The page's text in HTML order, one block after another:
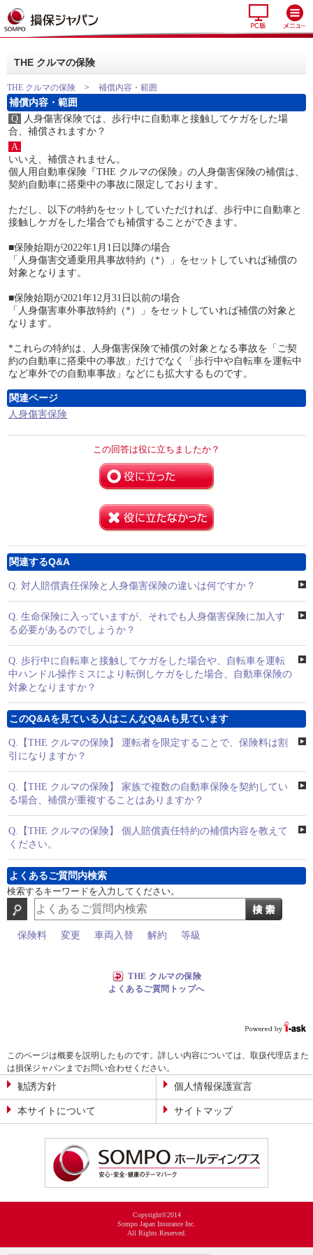
THE クルマの保険
THE クルマの保険 > 補償内容・範囲
補償内容・範囲
Q. 人身傷害保険では、歩行中に自動車と接触してケガをした場
合、補償されますか？
A.
いいえ、補償されません。
個人用自動車保険『THE クルマの保険』の人身傷害保険の補償は、
契約自動車に搭乗中の事故に限定しております。
ただし、以下の特約をセットしていただければ、歩行中に自動車と
接触しケガをした場合でも補償することができます。
■保険始期が2022年1月1日以降の場合
「人身傷害交通乗用具事故特約（*）」をセットしていれば補償の
対象となります。
■保険始期が2021年12月31日以前の場合
「人身傷害車外事故特約（*）」をセットしていれば補償の対象と
なります。
*これらの特約は、人身傷害保険で補償の対象となる事故を「ご契
約の自動車に搭乗中の事故」だけでなく「歩行中や自転車を運転中
など車外での自動車事故」などにも拡大するものです。
関連ページ
人身傷害保険
この回答は役に立ちましたか？
関連するQ&A
Q. 対人賠償責任保険と人身傷害保険の違いは何ですか？
Q. 生命保険に入っていますが、それでも人身傷害保険に加入す
る必要があるのでしょうか？
Q. 歩行中に自転車と接触してケガをした場合や、自転車を運転
中ハンドル操作ミスにより転倒しケガをした場合、自動車保険の
対象となりますか？
このQ&Aを見ている人はこんなQ&Aも見ています
Q. 【THE クルマの保険】 運転者を限定することで、保険料は割
引になりますか？
Q. 【THE クルマの保険】 家族で複数の自動車保険を契約してい
る場合、補償が重複することはありますか？
Q. 【THE クルマの保険】 個人賠償責任特約の補償内容を教えて
ください。
よくあるご質問内検索
検索するキーワードを入力してください。
保険料 変更 車両入替 解約 等級
THE クルマの保険
よくあるご質問トップへ
このページは概要を説明したものです。詳しい内容については、取扱代理店また
は損保ジャパンまでお問い合わせください。
勧誘方針 個人情報保護宣言
本サイトについて サイトマップ
Copyright©2014
Sompo Japan Insurance Inc.
All Rights Reserved.